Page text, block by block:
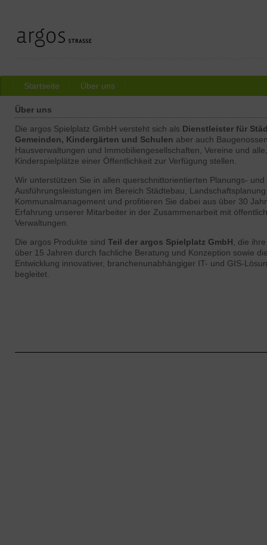
Startseite Über uns
Über uns
Die argos Spielplatz GmbH versteht sich als Dienstleister für
Gemeinden, Kindergärten und Schulen aber auch
Hausverwaltungen und Immobiliengesellschaften, Vereine und
Kinderspielplätze einer Öffentlichkeit zur Verfügung stellen.
Wir unterstützen Sie in allen querschnittorientierten Planungs- und
Ausführungsleistungen im Bereich Städtebau,
Kommunalmanagement und profitieren Sie dabei aus über 30
Erfahrung unserer Mitarbeiter in der Zusammenarbeit mit
Verwaltungen.
Die argos Produkte sind Teil der argos Spielplatz GmbH , die
über 15 Jahren durch fachliche Beratung und Konzeption sowie
Entwicklung innovativer, branchenunabhängiger IT- und GIS-
begleitet.